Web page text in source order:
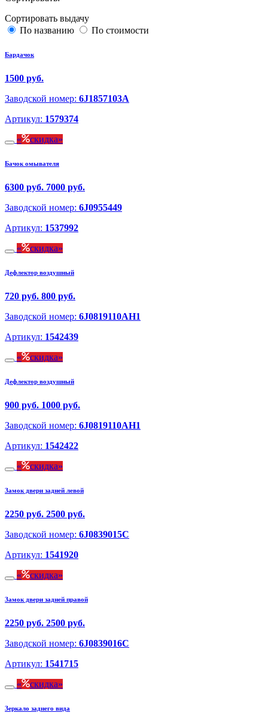
Сортировать выдачу
По названию
По стоимости
Бардачок
1500 руб.
Заводской номер: 6J1857103A
Артикул: 1579374
скидка
Бачок омывателя
6300 руб. 7000 руб.
Заводской номер: 6J0955449
Артикул: 1537992
скидка
Дефлектор воздушный
720 руб. 800 руб.
Заводской номер: 6J0819110AH1
Артикул: 1542439
скидка
Дефлектор воздушный
900 руб. 1000 руб.
Заводской номер: 6J0819110AH1
Артикул: 1542422
скидка
Замок двери задней левой
2250 руб. 2500 руб.
Заводской номер: 6J0839015C
Артикул: 1541920
скидка
Замок двери задней правой
2250 руб. 2500 руб.
Заводской номер: 6J0839016C
Артикул: 1541715
скидка
Зеркало заднего вида